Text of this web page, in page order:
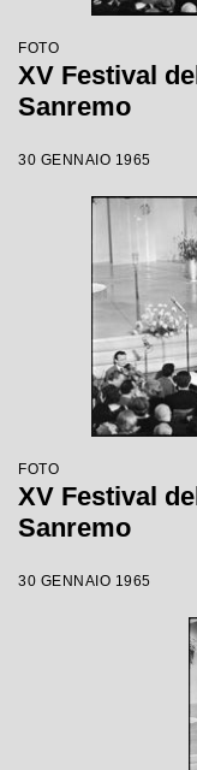
FOTO
XV Festival
Sanremo
30 GENNAIO 1965
FOTO
XV Festival
Sanremo
30 GENNAIO 1965